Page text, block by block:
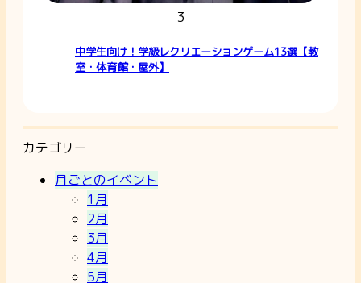
3
中学生向け！学級レクリエーションゲーム13選【教
室・体育館・屋外】
カテゴリー
月ごとのイベント
1月
2月
3月
4月
5月